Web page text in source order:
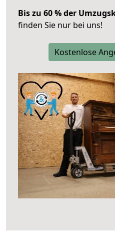
Bis zu 60 % der
finden Sie nur bei uns!
Kostenlose